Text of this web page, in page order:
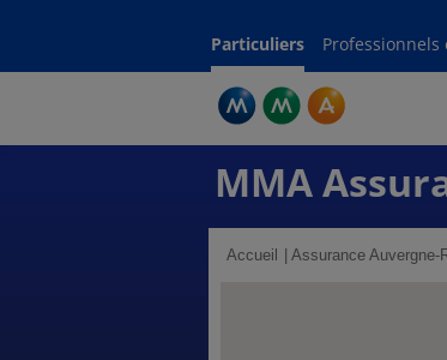
Particuliers
MMA
Accueil Assurance Auvergne-